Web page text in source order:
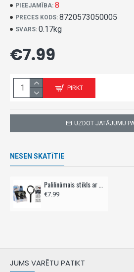
PIEEJAMĪBA: 8
PRECES KODS: 8720573050005
SVARS: 0.17kg
€7.99
PIRKT
UZDOT JATĀJUMU
NESEN SKATĪTIE
€7.99
JUMS VARĒTU PATIKT